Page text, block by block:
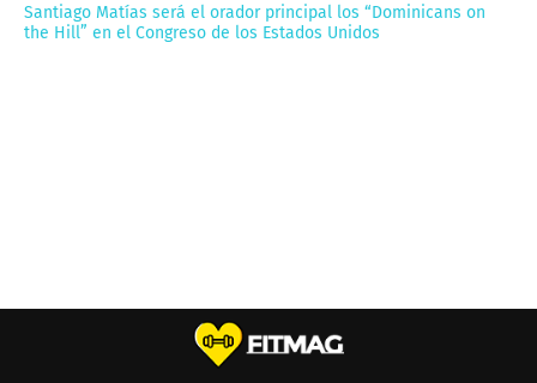
Santiago Matías será el orador principal los “Dominicans on
the Hill” en el Congreso de los Estados Unidos